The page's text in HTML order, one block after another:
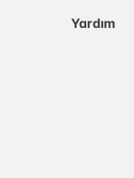
Yardım